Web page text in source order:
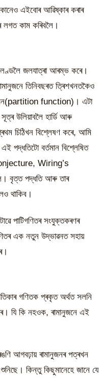
এইবোৰ আৱিষ্কাৰ কৰাৰ
লগত কাম কৰিবলৈ।
জলযাত্ৰা আৰম্ভ কৰে।
তিনিবছৰত ত্ৰিশখনতকৈও
ফলন(partition function)। এটা
উলিয়াবলৈ হাৰ্ডি আৰু
চিঠিখন বিশ্লেষণ কৰে, আমি
পদ্ধতিটো বৰ্তমান বিশ্লেষিত
Wiring’s
বৃত্ত পদ্ধতি আৰু তাৰ
থাকিব।
পাটিগণিতৰ সংযুক্তকৰণৰ
এক নতুন উদ্ভাৱনত সহায়
গণিতক প্ৰকৃত অৰ্থত সলনি
যি কি নহওক, ৰামানুজনে এই
আগবঢ়ায় ৰামানুজনৰ পত্ৰখন
কিন্তু কিছুমানেহে জানে যে